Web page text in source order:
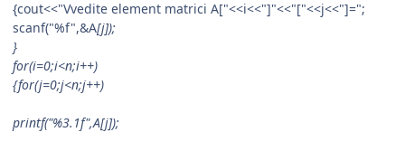
{cout<<"Vvedite element matrici A["<<i<<"]"<<"["<<j<<"]=";
scanf("%f",&A[j]);
}
for(i=0;i<n;i++)
{for(j=0;j<n;j++)
printf("%3.1f",A[j]);